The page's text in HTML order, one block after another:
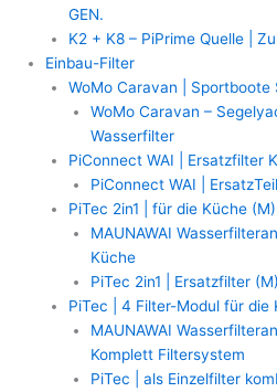
GEN.
K2 + K8 – PiPrime Quelle |
Einbau-Filter
WoMo Caravan | Sportboote
WoMo Caravan –
Wasserfilter
PiConnect WAI | Ersatzfilter
PiConnect WAI |
PiTec 2in1 | für die Küche (M)
MAUNAWAI
Küche
PiTec 2in1 | Ersatzfilter (M)
PiTec | 4 Filter-Modul für die
MAUNAWAI
Komplett Filtersystem
PiTec | als Einzelfilter